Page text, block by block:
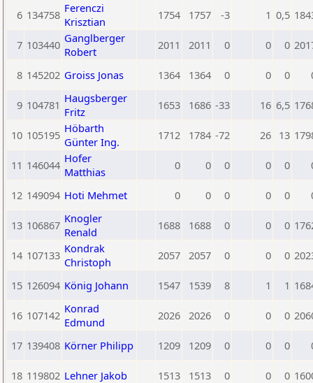
6 134758 Ferenczi
Krisztian
1754 1757 -3 1 0,5
7 103440 Ganglberger
Robert
2011 2011 0 0 0
8 145202 Groiss Jonas 1364 1364 0 0 0
9 104781 Haugsberger
Fritz
1653 1686 -33 16 6,5
10 105195 Höbarth
Günter Ing.
1712 1784 -72 26 13
11 146044 Hofer
Matthias
0 0 0 0 0
12 149094 Hoti Mehmet 0 0 0 0 0
13 106867 Knogler
Renald
1688 1688 0 0 0
14 107133 Kondrak
Christoph
2057 2057 0 0 0
15 126094 König Johann 1547 1539 8 1 1
16 107142 Konrad
Edmund
2026 2026 0 0 0
17 139408 Körner Philipp 1209 1209 0 0 0
18 119802 Lehner Jakob 1513 1513 0 0 0